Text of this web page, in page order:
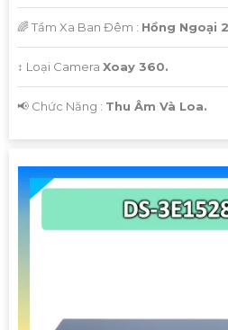
🌈 Tầm Xa Ban Đêm : Hồng Ngoại
↕️ Loại Camera Xoay 360.
️📢 Chức Năng : Thu Âm Và Loa.